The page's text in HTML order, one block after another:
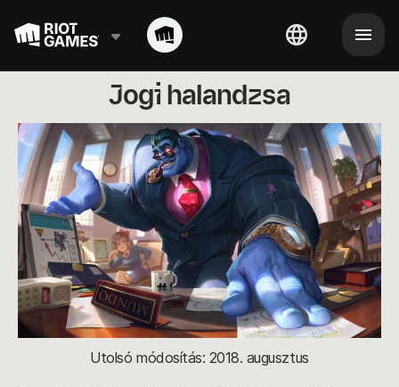
Jogi halandzsa
Utolsó módosítás: 2018. augusztus